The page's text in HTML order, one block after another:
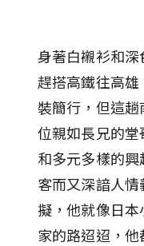
身著白襯衫和
趕搭高鐵往高
裝簡行，但這
位親如長兄的
和多元多樣的
客而又深諳人
擬，他就像日
家的路迢迢，